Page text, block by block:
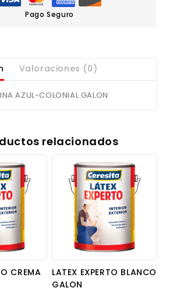
Pago Seguro
Valoraciones (0)
AZUL-COLONIAL GALON
relacionados
CREMA
LATEX EXPERTO BLANCO
GALON